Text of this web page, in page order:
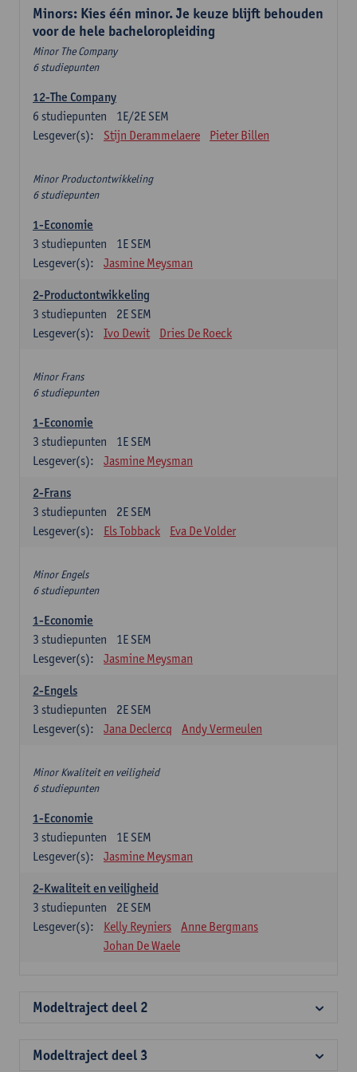
Minors: Kies één minor. Je keuze blijft behouden
voor de hele bacheloropleiding
Minor The Company
6 studiepunten
12-The Company
1E/2E SEM
6 studiepunten
Lesgever(s):
Stijn Derammelaere Pieter Billen
Minor Productontwikkeling
6 studiepunten
1-Economie
1E SEM
3 studiepunten
Lesgever(s):
Jasmine Meysman
2-Productontwikkeling
2E SEM
3 studiepunten
Lesgever(s):
Ivo Dewit Dries De Roeck
Minor Frans
6 studiepunten
1-Economie
1E SEM
3 studiepunten
Lesgever(s):
Jasmine Meysman
2-Frans
2E SEM
3 studiepunten
Lesgever(s):
Els Tobback Eva De Volder
Minor Engels
6 studiepunten
1-Economie
1E SEM
3 studiepunten
Lesgever(s):
Jasmine Meysman
2-Engels
2E SEM
3 studiepunten
Lesgever(s):
Jana Declercq Andy Vermeulen
Minor Kwaliteit en veiligheid
6 studiepunten
1-Economie
1E SEM
3 studiepunten
Lesgever(s):
Jasmine Meysman
2-Kwaliteit en veiligheid
2E SEM
3 studiepunten
Lesgever(s):
Kelly Reyniers
Anne Bergmans
Johan De Waele
Modeltraject deel 2
Modeltraject deel 3